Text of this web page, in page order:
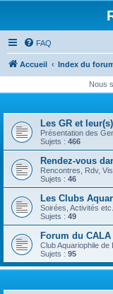
FAQ
Accueil Index du
Nous
Les GR et
Présentation des
Sujets : 466
Rendez-vous
Rencontres, Rdv,
Sujets : 46
Les Clubs
Soirées, Activités etc...
Sujets : 49
Forum du
Club Aquariophile de
Sujets : 95